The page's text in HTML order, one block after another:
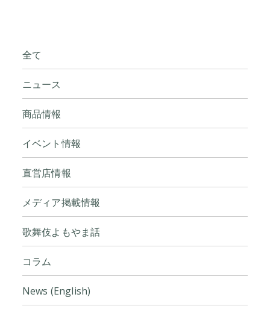
全て
ニュース
商品情報
イベント情報
直営店情報
メディア掲載情報
歌舞伎よもやま話
コラム
News (English)